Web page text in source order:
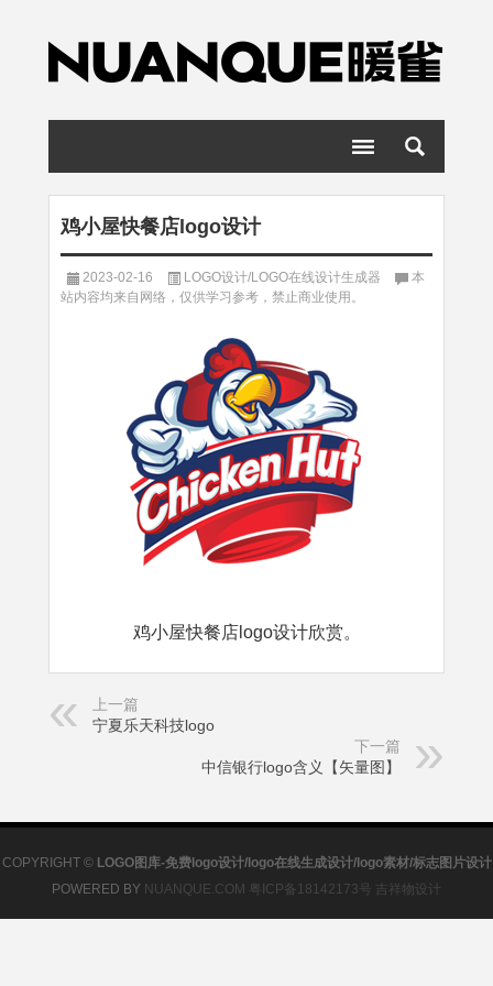
鸡小屋快餐店logo设计
2023-02-16 LOGO设计/LOGO在线设计生成器
本
站内容均来自网络，仅供学习参考，禁止商业使用。
鸡小屋快餐店logo设计欣赏。
上一篇
宁夏乐天科技logo
下一篇
中信银行logo含义【矢量图】
COPYRIGHT © LOGO图库-免费logo设计/logo在线生成设计/logo素材/标志图片设计
POWERED BY NUANQUE.COM 粤ICP备18142173号 吉祥物设计